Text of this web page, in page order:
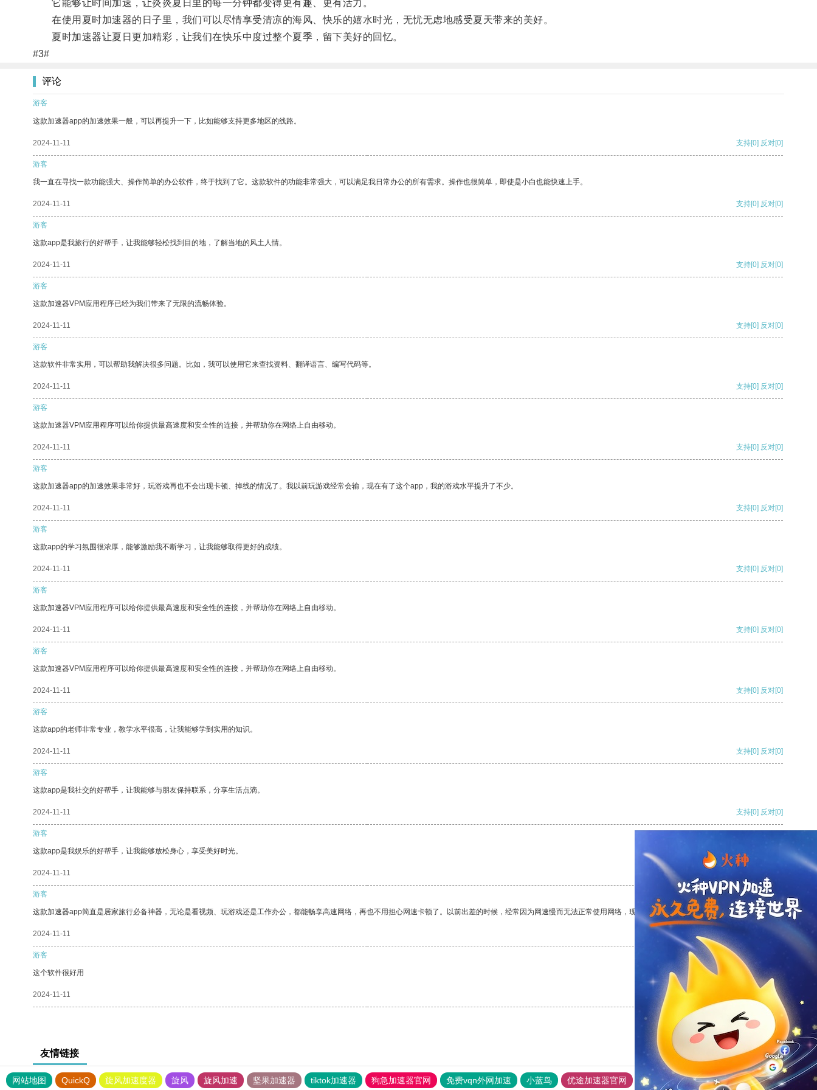
它能够让时间加速，让炎炎夏日里的每一分钟都变得更有趣、更有活力。
在使用夏时加速器的日子里，我们可以尽情享受清凉的海风、快乐的嬉水时光，无忧无虑地感受夏天带来的美好。
夏时加速器让夏日更加精彩，让我们在快乐中度过整个夏季，留下美好的回忆。
#3#
评论
游客
这款加速器app的加速效果一般，可以再提升一下，比如能够支持更多地区的线路。
2024-11-11 支持[0] 反对[0]
游客
我一直在寻找一款功能强大、操作简单的办公软件，终于找到了它。这款软件的功能非常强大，可以满足我日常办公的所有需求。操作也很简单，即使是小白也能快速上手。
2024-11-11 支持[0] 反对[0]
游客
这款app是我旅行的好帮手，让我能够轻松找到目的地，了解当地的风土人情。
2024-11-11 支持[0] 反对[0]
游客
这款加速器VPM应用程序已经为我们带来了无限的流畅体验。
2024-11-11 支持[0] 反对[0]
游客
这款软件非常实用，可以帮助我解决很多问题。比如，我可以使用它来查找资料、翻译语言、编写代码等。
2024-11-11 支持[0] 反对[0]
游客
这款加速器VPM应用程序可以给你提供最高速度和安全性的连接，并帮助你在网络上自由移动。
2024-11-11 支持[0] 反对[0]
游客
这款加速器app的加速效果非常好，玩游戏再也不会出现卡顿、掉线的情况了。我以前玩游戏经常会输，现在有了这个app，我的游戏水平提升了不少。
2024-11-11 支持[0] 反对[0]
游客
这款app的学习氛围很浓厚，能够激励我不断学习，让我能够取得更好的成绩。
2024-11-11 支持[0] 反对[0]
游客
这款加速器VPM应用程序可以给你提供最高速度和安全性的连接，并帮助你在网络上自由移动。
2024-11-11 支持[0] 反对[0]
游客
这款加速器VPM应用程序可以给你提供最高速度和安全性的连接，并帮助你在网络上自由移动。
2024-11-11 支持[0] 反对[0]
游客
这款app的老师非常专业，教学水平很高，让我能够学到实用的知识。
2024-11-11 支持[0] 反对[0]
游客
这款app是我社交的好帮手，让我能够与朋友保持联系，分享生活点滴。
2024-11-11 支持[0] 反对[0]
游客
这款app是我娱乐的好帮手，让我能够放松身心，享受美好时光。
2024-11-11
游客
这款加速器app简直是居家旅行必备神器，无论是看视频、玩游戏还是工作办公，都能畅享高速网络，再也不用担心网速卡顿了。以前出差的时候，经常因为网速慢而无法正常使用网络，现在有了这个app，我再也不用担心了。
2024-11-11 反对
游客
这个软件很好用
2024-11-11 反对[0]
友情链接
网站地图 QuickQ 旋风加速度器 旋风 旋风加速 坚果加速器 tiktok加速器 狗急加速器官网 免费vqn外网加速 小蓝鸟 优途加速器官网 风驰加速器 旋风加速器 八戒看书